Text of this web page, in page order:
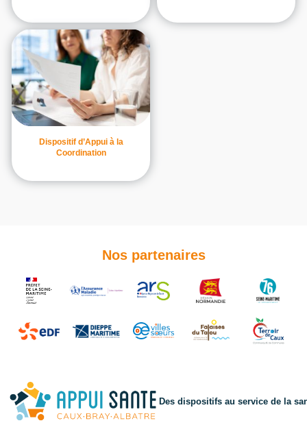
Dispositif d’Appui à la
Coordination
Nos partenaires
Des dispositifs au service de la